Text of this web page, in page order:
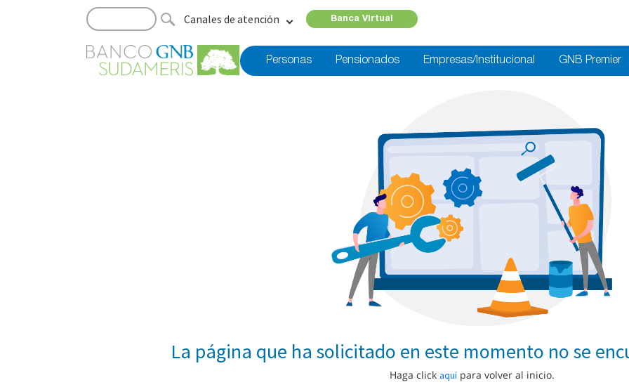
Canales de atención Banca Virtual
Personas Pensionados Empresas/Institucional GNB Premier
La página que ha solicitado en este momento no se
Haga click aquípara volver al inicio.